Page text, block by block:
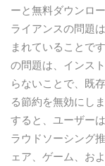
ーと無料ダウンロ
ライアンスの問題
まれていることで
の問題は、インス
らないことで、既
る節約を無効にし
すると、ユーザー
ラウドソーシング
ェア、ゲーム、お